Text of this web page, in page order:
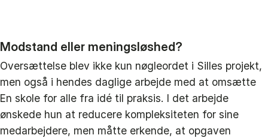
Modstand eller meningsløshed?
Oversættelse blev ikke kun nøgleordet i Silles projekt,
men også i hendes daglige arbejde med at omsætte
En skole for alle fra idé til praksis. I det arbejde
ønskede hun at reducere kompleksiteten for sine
medarbejdere, men måtte erkende, at opgaven